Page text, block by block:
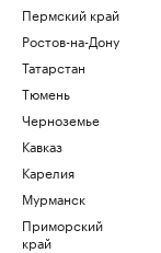
Пермский край
Ростов-на-Дону
Татарстан
Тюмень
Черноземье
Кавказ
Карелия
Мурманск
Приморский
край